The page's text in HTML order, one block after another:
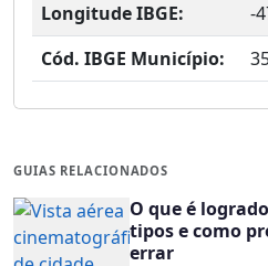
Longitude IBGE:
-
Cód. IBGE Município:
GUIAS RELACIONADOS
O que é
tipos e como
errar